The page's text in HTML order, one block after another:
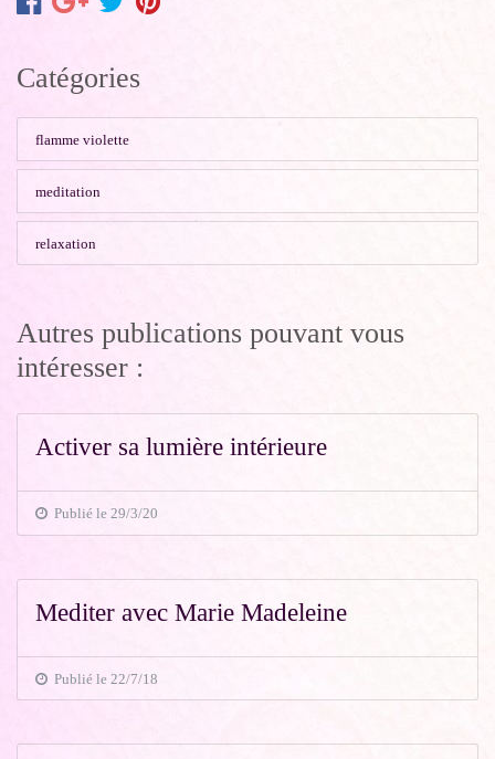
Catégories
flamme violette
meditation
relaxation
Autres publications pouvant vous
intéresser :
Activer sa lumière intérieure
Publié le 29/3/20
Mediter avec Marie Madeleine
Publié le 22/7/18